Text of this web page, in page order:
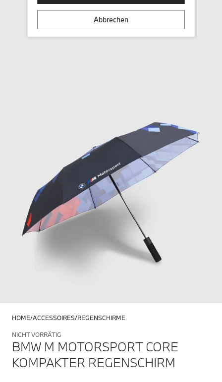
HOME ACCESSOIRES REGENSCHIRME
NICHT VORRÄTIG
BMW M MOTORSPORT CORE
KOMPAKTER REGENSCHIRM
Abbrechen